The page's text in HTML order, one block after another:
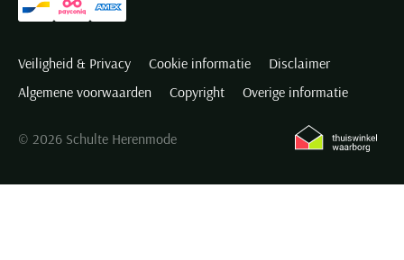
Veiligheid & Privacy Cookie informatie
Disclaimer
Algemene voorwaarden
Copyright Overige informatie
© 2026 Schulte Herenmode